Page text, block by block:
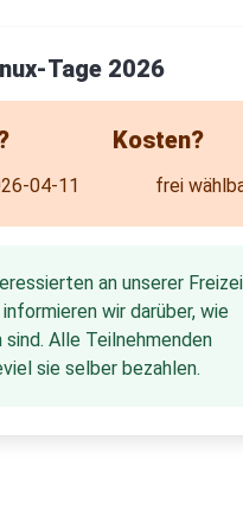
Tage 2026
04-11
Kosten?
frei
an unserer
wir darüber, wie
Alle Teilnehmenden
sie selber bezahlen.